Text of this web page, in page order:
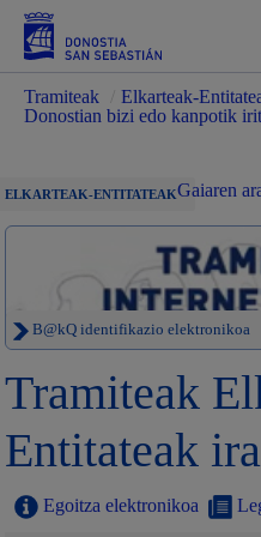
Tramiteak Elkarteak-
Donostian bizi edo kanpotik
ELKARTEAK-ENTITATEAKGaiaren
B@kQ identifikazio elektronikoa
Tramiteak
Entitateak
Egoitza elektronikoa